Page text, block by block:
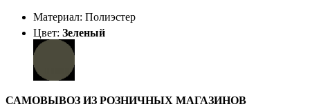
Материал: Полиэстер
Цвет: Зеленый
САМОВЫВОЗ ИЗ РОЗНИЧНЫХ МАГАЗИНОВ